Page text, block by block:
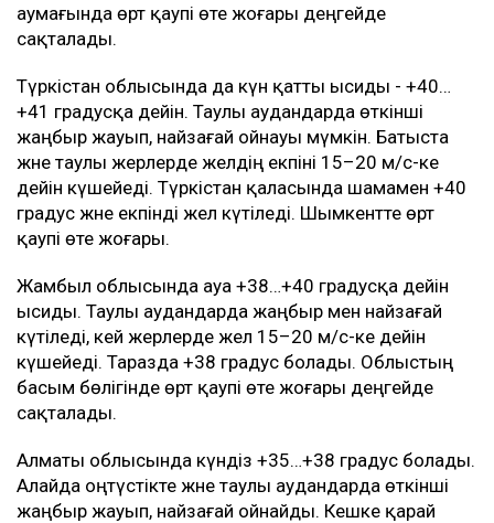
аумағында өрт қаупі өте жоғары деңгейде
сақталады.
Түркістан облысында да күн қатты ысиды - +40…
+41 градусқа дейін. Таулы аудандарда өткінші
жаңбыр жауып, найзағай ойнауы мүмкін. Батыста
және таулы жерлерде желдің екпіні 15–20 м/с-ке
дейін күшейеді. Түркістан қаласында шамамен +40
градус және екпінді жел күтіледі. Шымкентте өрт
қаупі өте жоғары.
Жамбыл облысында ауа +38…+40 градусқа дейін
ысиды. Таулы аудандарда жаңбыр мен найзағай
күтіледі, кей жерлерде жел 15–20 м/с-ке дейін
күшейеді. Таразда +38 градус болады. Облыстың
басым бөлігінде өрт қаупі өте жоғары деңгейде
сақталады.
Алматы облысында күндіз +35…+38 градус болады.
Алайда оңтүстікте және таулы аудандарда өткінші
жаңбыр жауып, найзағай ойнайды. Кешке қарай